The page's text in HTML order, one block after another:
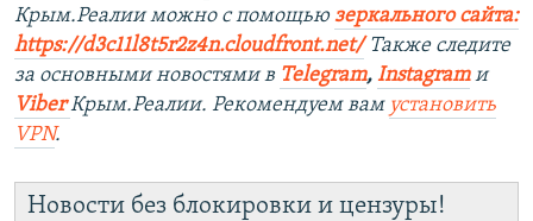
Крым.Реалии можно с помощью зеркального сайта:
https://d3c11l8t5r2z4n.cloudfront.net/Также следите
за основными новостями в Telegram, Instagramи
ViberКрым.Реалии. Рекомендуем вам установить
VPN.
Новости без блокировки и цензуры!